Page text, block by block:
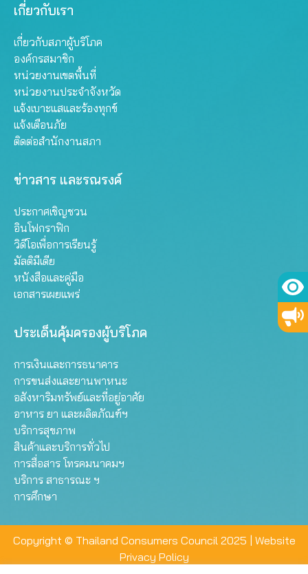
เกี่ยวกับเรา
เกี่ยวกับสภาผู้บริโภค
องค์กรสมาชิก
หน่วยงานเขตพื้นที่
หน่วยงานประจำจังหวัด
แจ้งเบาะแสและร้องทุกข์
แจ้งเตือนภัย
ติดต่อสำนักงานสภา
ข่าวสาร และรณรงค์
ประกาศเชิญชวน
อินโฟกราฟิก
วิดีโอเพื่อการเรียนรู้
มัลติมีเดีย
หนังสือและคู่มือ
เอกสารเผยแพร่
ประเด็นคุ้มครองผู้บริโภค
การเงินและการธนาคาร
การขนส่งและยานพาหนะ
อสังหาริมทรัพย์และที่อยู่อาศัย
อาหาร ยา และผลิตภัณฑ์ฯ
บริการสุขภาพ
สินค้าและบริการทั่วไป
การสื่อสาร โทรคมนาคมฯ
บริการ สาธารณะ ฯ
การศึกษา
Copyright © Thailand Consumers Council 2025 | Website
Privacy Policy